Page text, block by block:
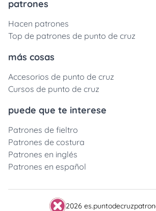
patrones
Hacen patrones
Top de patrones de punto de cruz
más cosas
Accesorios de punto de cruz
Cursos de punto de cruz
puede que te interese
Patrones de fieltro
Patrones de costura
Patrones en inglés
Patrones en español
2026